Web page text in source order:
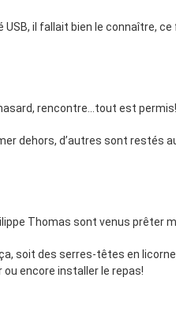
il fallait bien le connaître,
rencontre…tout est permis!
dehors, d’autres sont restés
Thomas sont venus prêter
soit des serres-têtes en
encore installer le repas!